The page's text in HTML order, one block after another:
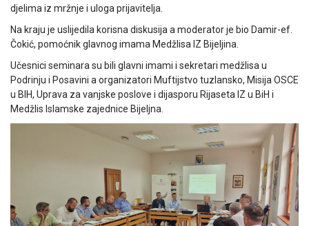
djelima iz mržnje i uloga prijavitelja.
Na kraju je uslijedila korisna diskusija a moderator je bio Damir-ef.
Čokić, pomoćnik glavnog imama Medžlisa IZ Bijeljina.
Učesnici seminara su bili glavni imami i sekretari medžlisa u
Podrinju i Posavini a organizatori Muftijstvo tuzlansko, Misija OSCE
u BIH, Uprava za vanjske poslove i dijasporu Rijaseta IZ u BiH i
Medžlis Islamske zajednice Bijeljna.